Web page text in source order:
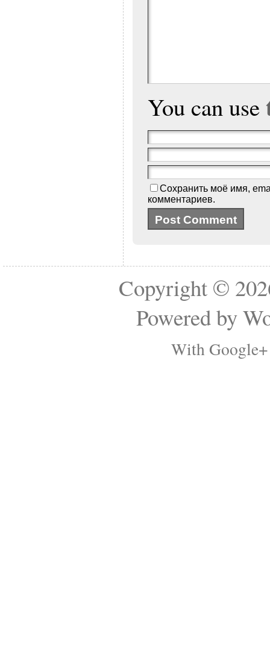
You can use
Сохранить моё имя,
комментариев.
Copyright ©
Powered by
With